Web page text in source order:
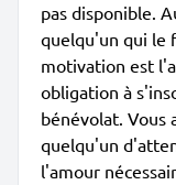
pas disponible.
quelqu'un qui le
motivation est
obligation à
bénévolat. Vous
quelqu'un
l'amour